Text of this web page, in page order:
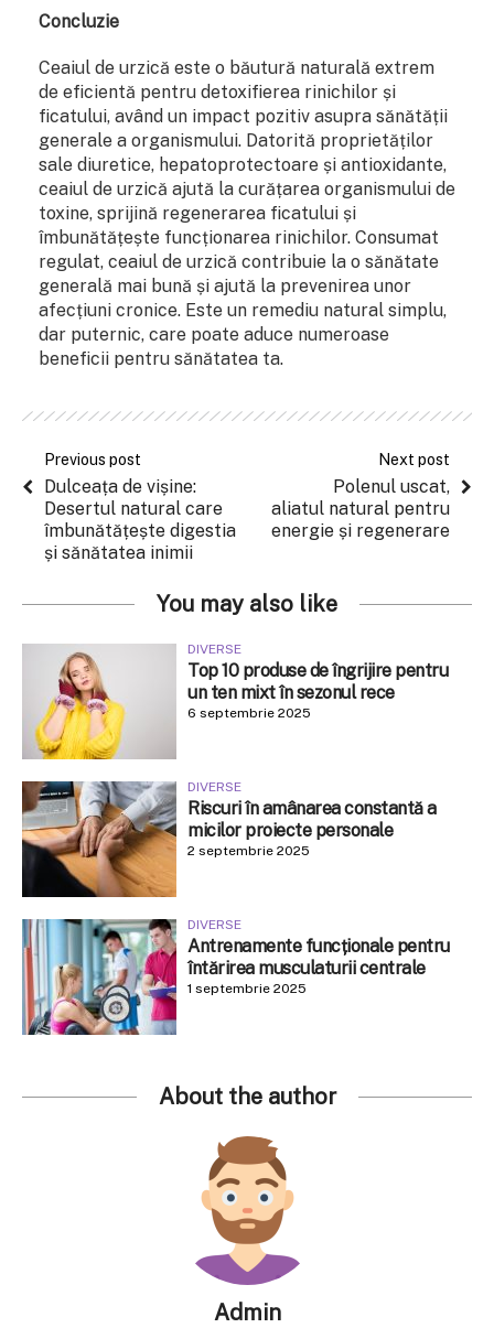
Concluzie
Ceaiul de urzică este o băutură naturală extrem
de eficientă pentru detoxifierea rinichilor și
ficatului, având un impact pozitiv asupra sănătății
generale a organismului. Datorită proprietăților
sale diuretice, hepatoprotectoare și antioxidante,
ceaiul de urzică ajută la curățarea organismului de
toxine, sprijină regenerarea ficatului și
îmbunătățește funcționarea rinichilor. Consumat
regulat, ceaiul de urzică contribuie la o sănătate
generală mai bună și ajută la prevenirea unor
afecțiuni cronice. Este un remediu natural simplu,
dar puternic, care poate aduce numeroase
beneficii pentru sănătatea ta.
Previous post
Dulceața de vișine:
Desertul natural care
îmbunătățește digestia
și sănătatea inimii
Next post
Polenul uscat,
aliatul natural pentru
energie și regenerare
You may also like
DIVERSE
Top 10 produse de îngrijire pentru
un ten mixt în sezonul rece
6 septembrie 2025
DIVERSE
Riscuri în amânarea constantă a
micilor proiecte personale
2 septembrie 2025
DIVERSE
Antrenamente funcționale pentru
întărirea musculaturii centrale
1 septembrie 2025
About the author
Admin